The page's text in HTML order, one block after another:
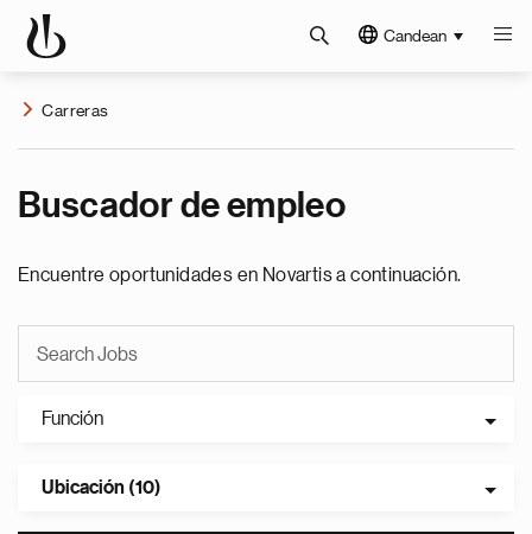
Candean
Carreras
Buscador de empleo
Encuentre oportunidades en Novartis a continuación.
Función
Ubicación (10)